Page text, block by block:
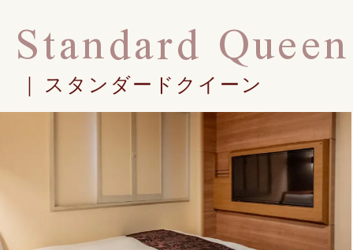
Standard Queen
スタンダードクイーン